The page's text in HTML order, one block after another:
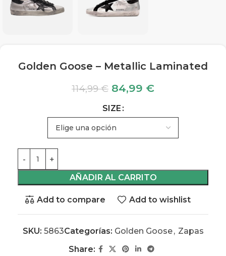
Golden Goose – Metallic Laminated
114,99€ 84,99 €
SIZE
AÑADIR AL CARRITO
Add to compare Add to wishlist
SKU: 5863Categorías: Golden Goose, Zapas
Share: